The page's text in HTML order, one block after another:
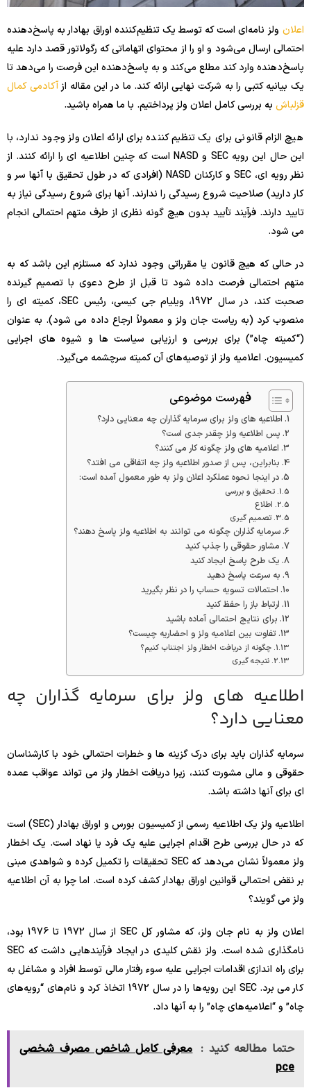
اعلان ولز نامه‌ای است که توسط یک تنظیم‌کننده اوراق بهادار به پاسخ‌دهنده
احتمالی ارسال می‌شود و او را از محتوای اتهاماتی که رگولاتور قصد دارد علیه
پاسخ‌دهنده وارد کند مطلع می‌کند و به پاسخ‌دهنده این فرصت را می‌دهد تا
یک بیانیه کتبی را به شرکت نهایی ارائه کند. ما در این مقاله ازآکادمی کمال
قزلباش به بررسی کامل اعلان ولز پرداختیم. با ما همراه باشید.
هیچ الزام قانونی برای یک تنظیم کننده برای ارائه اعلان ولز وجود ندارد، با
این حال این رویه SEC و NASD است که چنین اطلاعیه ای را ارائه کنند. از
نظر رویه ای، SEC و کارکنان NASD (افرادی که در طول تحقیق با آنها سر و
کار دارید) صلاحیت شروع رسیدگی را ندارند. آنها برای شروع رسیدگی نیاز به
تایید دارند. فرآیند تأیید بدون هیچ گونه نظری از طرف متهم احتمالی انجام
می شود.
در حالی که هیچ قانون یا مقرراتی وجود ندارد که مستلزم این باشد که به
متهم احتمالی فرصت داده شود تا قبل از طرح دعوی با تصمیم گیرنده
صحبت کند، در سال 1972، ویلیام جی کیسی، رئیس SEC، کمیته ای را
منصوب کرد (به ریاست جان ولز و معمولاً ارجاع داده می شود). به عنوان
(“کمیته چاه”) برای بررسی و ارزیابی سیاست ها و شیوه های اجرایی
کمیسیون. اعلامیه ولز از توصیه‌های آن کمیته سرچشمه می‌گیرد.
فهرست موضوعی
اطلاعیه های ولز برای سرمایه گذاران چه معنایی دارد؟
پس اطلاعیه ولز چقدر جدی است؟
اعلامیه های ولز چگونه کار می کنند؟
بنابراین، پس از صدور اطلاعیه ولز چه اتفاقی می افتد؟
در اینجا نحوه عملکرد اعلان ولز به طور معمول آمده است:
تحقیق و بررسی
اطلاع
تصمیم گیری
سرمایه گذاران چگونه می توانند به اطلاعیه ولز پاسخ دهند؟
مشاور حقوقی را جذب کنید
یک طرح پاسخ ایجاد کنید
به سرعت پاسخ دهید
احتمالات تسویه حساب را در نظر بگیرید
ارتباط باز را حفظ کنید
برای نتایج احتمالی آماده باشید
تفاوت بین اعلامیه ولز و احضاریه چیست؟
چگونه از دریافت اخطار ولز اجتناب کنیم؟
نتیجه گیری
اطلاعیه های ولز برای سرمایه گذاران چه
معنایی دارد؟
سرمایه گذاران باید برای درک گزینه ها و خطرات احتمالی خود با کارشناسان
حقوقی و مالی مشورت کنند، زیرا دریافت اخطار ولز می تواند عواقب عمده
ای برای آنها داشته باشد.
اطلاعیه ولز یک اطلاعیه رسمی از کمیسیون بورس و اوراق بهادار (SEC) است
که در حال بررسی طرح اقدام اجرایی علیه یک فرد یا نهاد است. یک اخطار
ولز معمولاً نشان می‌دهد که SEC تحقیقات را تکمیل کرده و شواهدی مبنی
بر نقض احتمالی قوانین اوراق بهادار کشف کرده است. اما چرا به آن اطلاعیه
ولز می گویند؟
اعلان ولز به نام جان ولز، که مشاور کل SEC از سال 1972 تا 1976 بود،
نامگذاری شده است. ولز نقش کلیدی در ایجاد فرآیندهایی داشت که SEC
برای راه اندازی اقدامات اجرایی علیه سوء رفتار مالی توسط افراد و مشاغل به
کار می برد. SEC این رویه‌ها را در سال 1972 اتخاذ کرد و نام‌های “رویه‌های
چاه” و “اعلامیه‌های چاه” را به آنها داد.
حتما مطالعه کنید : معرفی کامل شاخص مصرف شخصی
pce